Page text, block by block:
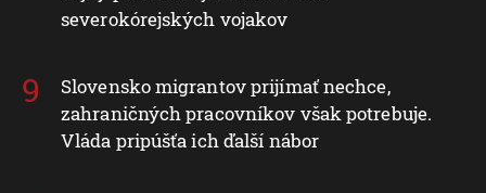
severokórejských vojakov
Slovensko migrantov prijímať nechce,
zahraničných pracovníkov však potrebuje.
Vláda pripúšťa ich ďalší nábor